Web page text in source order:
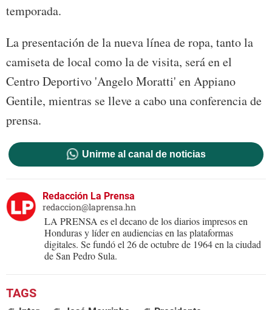
temporada.
La presentación de la nueva línea de ropa, tanto la
camiseta de local como la de visita, será en el
Centro Deportivo 'Angelo Moratti' en Appiano
Gentile, mientras se lleve a cabo una conferencia de
prensa.
Unirme al canal de noticias
Redacción La Prensa
redaccion@laprensa.hn
LA PRENSA es el decano de los diarios impresos en
Honduras y líder en audiencias en las plataformas
digitales. Se fundó el 26 de octubre de 1964 en la ciudad
de San Pedro Sula.